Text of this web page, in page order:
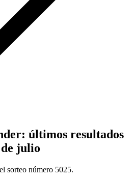
últimos resultados
de julio
sorteo número 5025.